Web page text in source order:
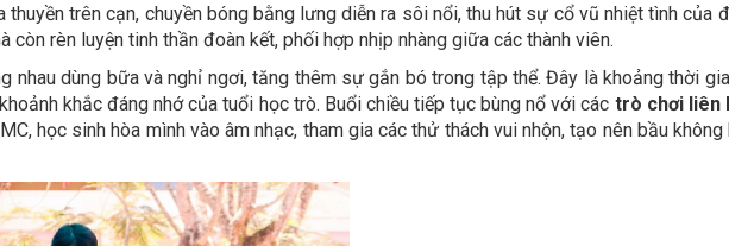
thuyền trên cạn, chuyền bóng bằng lưng diễn ra sôi nổi, thu hút sự cổ vũ nhiệt tình của
rèn luyện tinh thần đoàn kết, phối hợp nhịp nhàng giữa các thành viên.
nhau dùng bữa và nghỉ ngơi, tăng thêm sự gắn bó trong tập thể. Đây là khoảng thời
khắc đáng nhớ của tuổi học trò. Buổi chiều tiếp tục bùng nổ với các trò chơi liên
học sinh hòa mình vào âm nhạc, tham gia các thử thách vui nhộn, tạo nên bầu không